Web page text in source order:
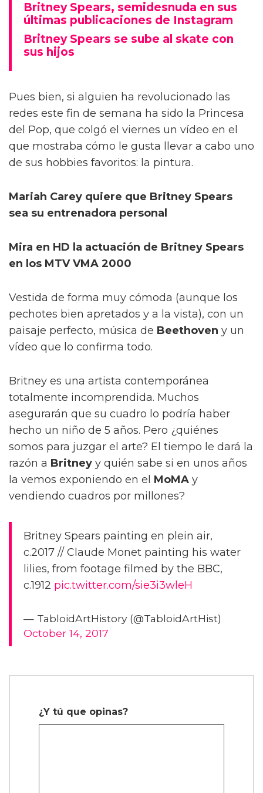
Britney Spears, semidesnuda en sus
últimas publicaciones de Instagram
Britney Spears se sube al skate con
sus hijos
Pues bien, si alguien ha revolucionado las
redes este fin de semana ha sido la Princesa
del Pop, que colgó el viernes un vídeo en el
que mostraba cómo le gusta llevar a cabo uno
de sus hobbies favoritos: la pintura.
Mariah Carey quiere que Britney Spears
sea su entrenadora personal
Mira en HD la actuación de Britney Spears
en los MTV VMA 2000
Vestida de forma muy cómoda (aunque los
pechotes bien apretados y a la vista), con un
paisaje perfecto, música de Beethoven y un
vídeo que lo confirma todo.
Britney es una artista contemporánea
totalmente incomprendida. Muchos
asegurarán que su cuadro lo podría haber
hecho un niño de 5 años. Pero ¿quiénes
somos para juzgar el arte? El tiempo le dará la
razón a Britney y quién sabe si en unos años
la vemos exponiendo en el MoMA y
vendiendo cuadros por millones?
Britney Spears painting en plein air,
c.2017 // Claude Monet painting his water
lilies, from footage filmed by the BBC,
c.1912 pic.twitter.com/sie3i3wleH
— TabloidArtHistory (@TabloidArtHist)
October 14, 2017
¿Y tú que opinas?